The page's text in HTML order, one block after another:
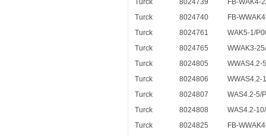
Turck
8024739
FB-WAK4-
Turck
8024740
FB-
Turck
8024761
WAK5-1/
Turck
8024765
WWAK3-
Turck
8024805
WWAS4.2-
Turck
8024806
WWAS4.2-
Turck
8024807
WAS4.2-5/
Turck
8024808
WAS4.2-
Turck
8024825
FB-